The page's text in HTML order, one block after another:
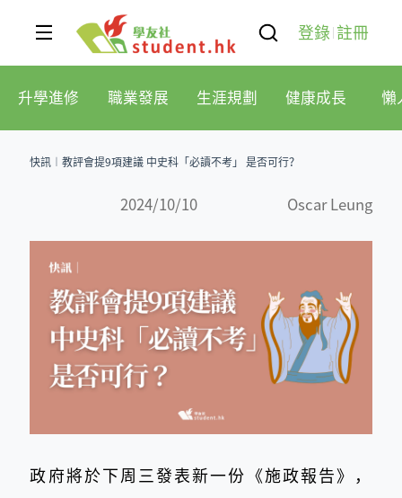
登錄 註冊
升學進修 職業發展 生涯規劃 健康成長 懶
快訊︱教評會提9項建議 中史科「必讀不考」 是否可行？
2024/10/10 Oscar Leung
政府將於下周三發表新一份《施政報告》，